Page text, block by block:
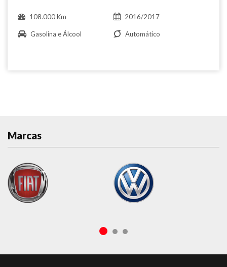
108.000 Km 2016/2017
Gasolina e Álcool Automático
Marcas